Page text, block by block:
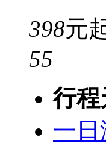
398元
55
行程
一日